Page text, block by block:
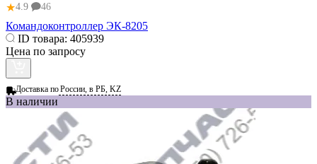
★4.9 46
Командоконтроллер ЭК-8205
ID товара: 405939
Цена по запросу
Доставка поРоссии, в РБ, KZ
В наличии